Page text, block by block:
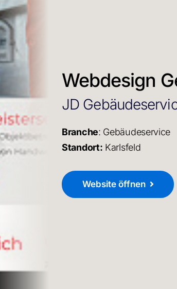
Webdesign
JD
Branche: Gebäudeservice
Standort: Karlsfeld
Website öffnen